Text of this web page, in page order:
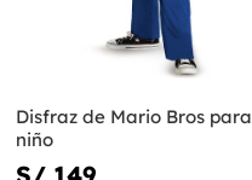
Disfraz de Mario Bros para
niño